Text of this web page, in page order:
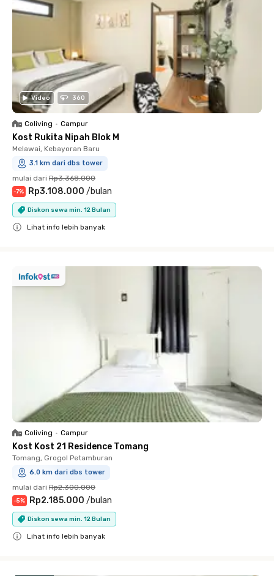
Video 360
Coliving • Campur
Kost Rukita Nipah Blok M
Melawai, Kebayoran Baru
3.1 km dari dbs tower
mulai dari Rp3.368.000
-7% Rp3.108.000 /bulan
Diskon sewa min. 12 Bulan
Lihat info lebih banyak
Coliving • Campur
Kost Kost 21 Residence Tomang
Tomang, Grogol Petamburan
6.0 km dari dbs tower
mulai dari Rp2.300.000
-5% Rp2.185.000 /bulan
Diskon sewa min. 12 Bulan
Lihat info lebih banyak